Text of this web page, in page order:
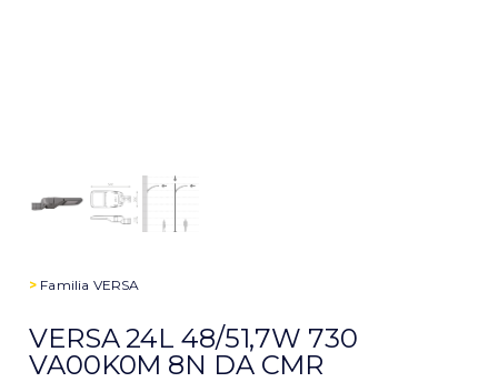
> Familia VERSA
VERSA 24L 48/51,7W 730
VA00K0M 8N DA CMR